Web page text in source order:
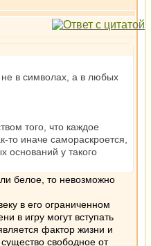
не в символах, а в любых
того, что каждое
иначе самораскроется,
оснований у такого
белое, то невозможно
в его ограниченном
в игру могут вступать
фактор жизни и
свободное от